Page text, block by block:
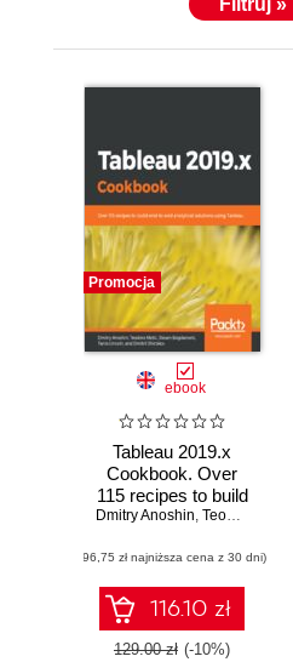
Filtruj »
Promocja
ebook
Tableau 2019.x
Cookbook. Over
115 recipes to build
end-to-end
using Tableau
Dmitry Anoshin, Teodora Matic
(96,75 zł najniższa cena z 30 dni)
116.10 zł
129.00 zł (-10%)